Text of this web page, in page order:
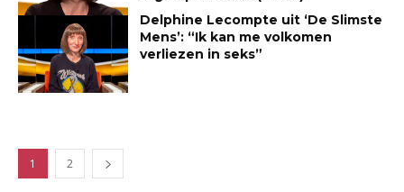
Delphine Lecompte uit ‘De Slimste
Mens’: “Ik kan me volkomen
verliezen in seks”
1 2